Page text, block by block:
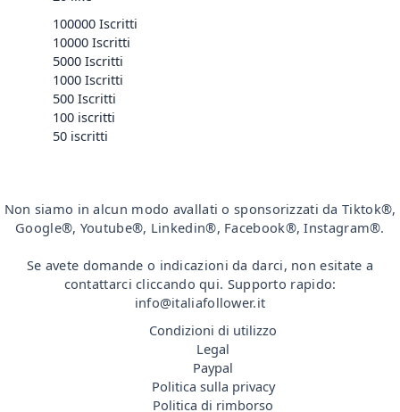
100000 Iscritti
10000 Iscritti
5000 Iscritti
1000 Iscritti
500 Iscritti
100 iscritti
50 iscritti
Non siamo in alcun modo avallati o sponsorizzati da Tiktok®,
Google®, Youtube®, Linkedin®, Facebook®, Instagram®.
Se avete domande o indicazioni da darci, non esitate a
contattarci cliccando qui. Supporto rapido:
info@italiafollower.it
Condizioni di utilizzo
Legal
Paypal
Politica sulla privacy
Politica di rimborso